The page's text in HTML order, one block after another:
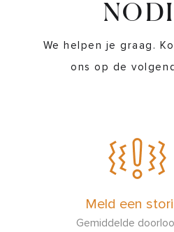
We helpen je graag.
ons op de
Meld een
Gemiddelde